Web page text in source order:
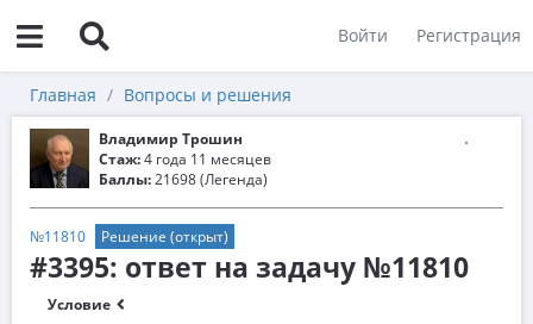
Войти Регистрация
Главная Вопросы и решения
Владимир Трошин
Стаж:4 года 11 месяцев
Баллы:21698 (Легенда)
№11810 Решение (открыт)
#3395: ответ на задачу №11810
Условие